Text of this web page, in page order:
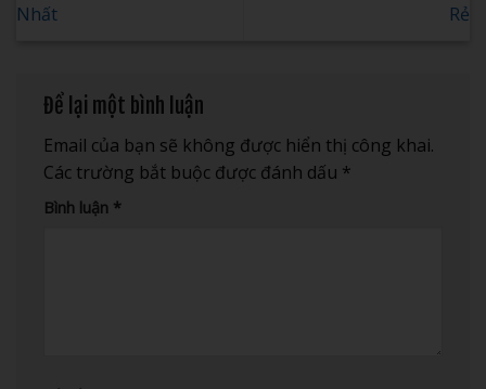
Nhất
Rẻ
Để lại một bình luận
Email của bạn sẽ không được hiển thị công khai.
Các trường bắt buộc được đánh dấu *
Bình luận *